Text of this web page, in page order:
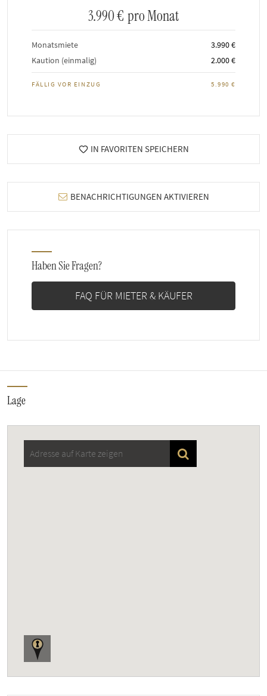
3.990 € pro Monat
Monatsmiete
3.990 €
Kaution (einmalig)
2.000 €
FÄLLIG VOR EINZUG 5.990 €
IN FAVORITEN SPEICHERN
BENACHRICHTIGUNGEN AKTIVIEREN
Haben Sie Fragen?
FAQ FÜR MIETER & KÄUFER
Lage